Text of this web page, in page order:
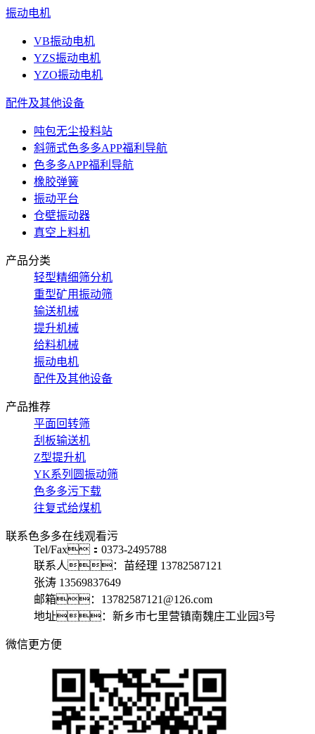
振动电机
VB振动电机
YZS振动电机
YZO振动电机
配件及其他设备
吨包无尘投料站
斜筛式色多多APP福利导航
色多多APP福利导航
橡胶弹簧
振动平台
仓壁振动器
真空上料机
产品分类
轻型精细筛分机
重型矿用振动筛
输送机械
提升机械
给料机械
振动电机
配件及其他设备
产品推荐
平面回转筛
刮板输送机
Z型提升机
YK系列圆振动筛
色多多污下载
往复式给煤机
联系色多多在线观看污
Tel/Fax：0373-2495788
联系人：苗经理 13782587121
张涛 13569837649
邮箱：13782587121@126.com
地址：新乡市七里营镇南魏庄工业园3号
微信更方便